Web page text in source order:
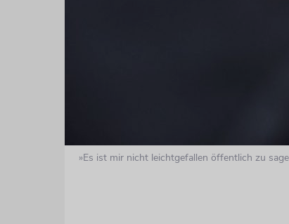
»Es ist mir nicht leichtgefallen öffentlich zu